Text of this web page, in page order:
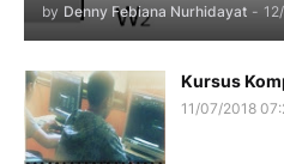
by Denny Febiana Nurhidayat -
Kursus
11/07/2018